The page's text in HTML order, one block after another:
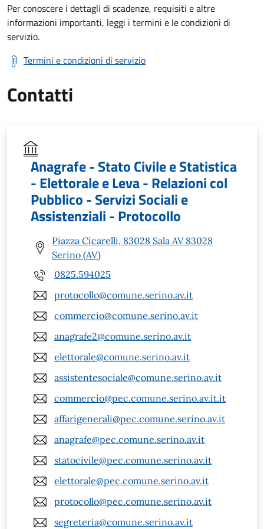
Per conoscere i dettagli di scadenze, requisiti e altre
informazioni importanti, leggi i termini e le condizioni di
servizio.
Termini e condizioni di servizio
Contatti
Anagrafe - Stato Civile e Statistica
- Elettorale e Leva - Relazioni col
Pubblico - Servizi Sociali e
Assistenziali - Protocollo
Piazza Cicarelli, 83028 Sala AV 83028
Serino (AV)
0825.594025
protocollo@comune.serino.av.it
commercio@comune.serino.av.it
anagrafe2@comune.serino.av.it
elettorale@comune.serino.av.it
assistentesociale@comune.serino.av.it
commercio@pec.comune.serino.av.it.it
affarigenerali@pec.comune.serino.av.it
anagrafe@pec.comune.serino.av.it
statocivile@pec.comune.serino.av.it
elettorale@pec.comune.serino.av.it
protocollo@pec.comune.serino.av.it
segreteria@comune.serino.av.it